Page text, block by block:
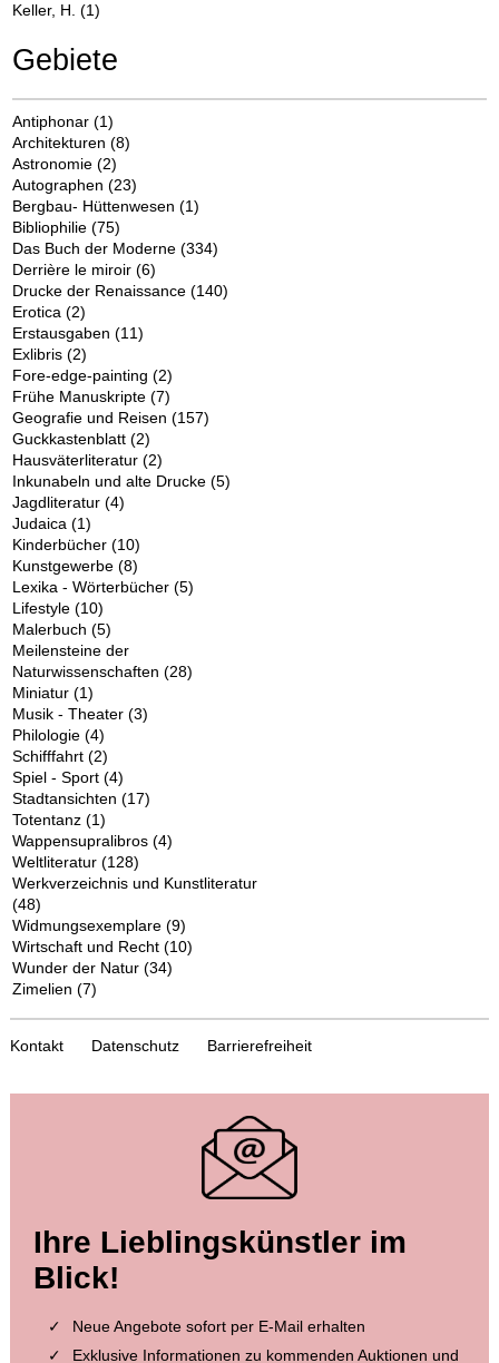
Keller, H.(1)
Gebiete
Antiphonar (1)
Architekturen (8)
Astronomie (2)
Autographen (23)
Bergbau- Hüttenwesen (1)
Bibliophilie (75)
Das Buch der Moderne (334)
Derrière le miroir (6)
Drucke der Renaissance (140)
Erotica (2)
Erstausgaben (11)
Exlibris (2)
Fore-edge-painting (2)
Frühe Manuskripte (7)
Geografie und Reisen (157)
Guckkastenblatt (2)
Hausväterliteratur (2)
Inkunabeln und alte Drucke (5)
Jagdliteratur (4)
Judaica (1)
Kinderbücher (10)
Kunstgewerbe (8)
Lexika - Wörterbücher (5)
Lifestyle (10)
Malerbuch (5)
Meilensteine der
Naturwissenschaften (28)
Miniatur (1)
Musik - Theater (3)
Philologie (4)
Schifffahrt (2)
Spiel - Sport (4)
Stadtansichten (17)
Totentanz (1)
Wappensupralibros (4)
Weltliteratur (128)
Werkverzeichnis und Kunstliteratur
(48)
Widmungsexemplare (9)
Wirtschaft und Recht (10)
Wunder der Natur (34)
Zimelien (7)
Kontakt Datenschutz Barrierefreiheit
Ihre Lieblingskünstler im
Blick!
Neue Angebote sofort per E-Mail erhalten
Exklusive Informationen zu kommenden Auktionen und